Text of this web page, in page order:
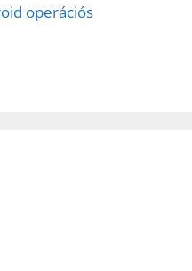
operációs